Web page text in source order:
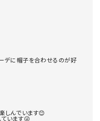
ーデに帽子を合わせるのが好
しんでいます😊
います😜